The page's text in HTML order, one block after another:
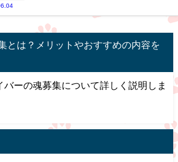
とは？メリットやおすすめの内容を
ーの魂募集について詳しく説明しま